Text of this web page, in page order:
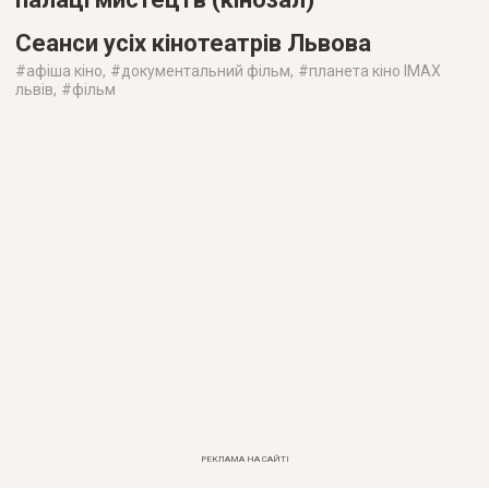
Сеанси усіх кінотеатрів Львова
#афіша кіно, #документальний фільм, #планета кіно IMAX
львів, #фільм
РЕКЛАМА НА САЙТІ